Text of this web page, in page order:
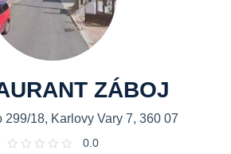
ZÁBOJ
299/18, Karlovy Vary 7, 360 07
0.0